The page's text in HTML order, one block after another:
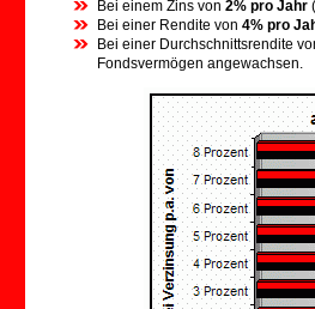
Bei einem Zins von 2% pro Jahr
Bei einer Rendite von 4% pro
Bei einer Durchschnittsrendite
Fondsvermögen angewachsen.